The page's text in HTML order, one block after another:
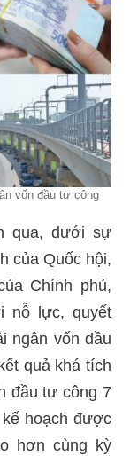
vốn đầu tư công
qua, dưới sự
của Quốc hội,
Chính phủ,
nỗ lực, quyết
ngân vốn đầu
quả khá tích
đầu tư công 7
hoạch được
hơn cùng kỳ